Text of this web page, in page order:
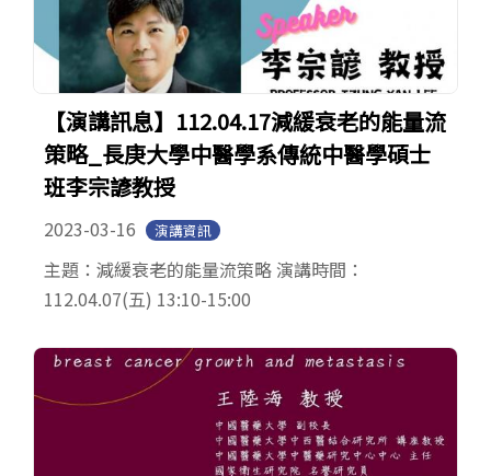
【演講訊息】112.04.17減緩衰老的能量流
策略_長庚大學中醫學系傳統中醫學碩士
班李宗諺教授
2023-03-16 演講資訊
主題：減緩衰老的能量流策略 演講時間：
112.04.07(五) 13:10-15:00